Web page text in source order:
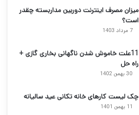
میزان مصرف اینترنت دوربین مداربسته چقدر
است؟
7 مرداد 1403
11علت خاموش شدن ناگهانی بخاری گازی +
راه حل
30 بهمن 1402
چک لیست کارهای خانه تکانی عید سالیانه
11 بهمن 1401